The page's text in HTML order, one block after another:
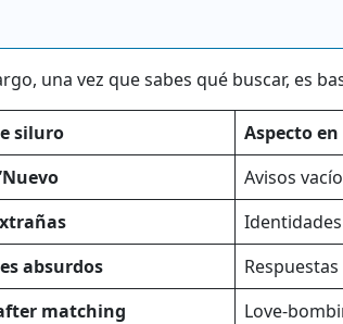
una vez que sabes qué buscar, es
siluro
Aspecto
Avisos
absurdos
matching
Love-